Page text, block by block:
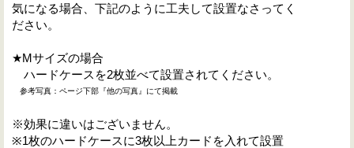
気になる場合、下記のように工夫して設置なさってく
ださい。
★Mサイズの場合
ハードケースを2枚並べて設置されてください。
参考写真：ページ下部『他の写真』にて掲載
※効果に違いはございません。
※1枚のハードケースに3枚以上カードを入れて設置